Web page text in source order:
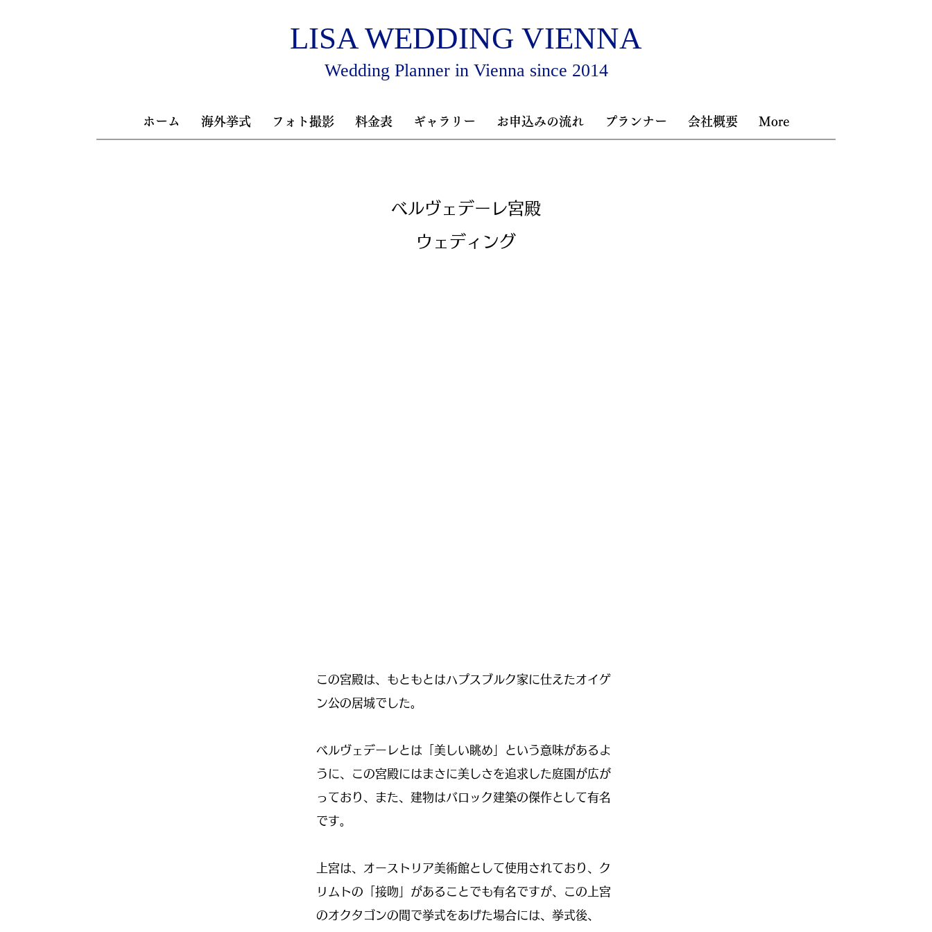
LISA WEDDING VIENNA
Wedding Planner in Vienna since 2014
ホーム 海外挙式 フォト撮影 料金表 ギャラリー お申込みの流れ プランナー 会社概要 More
​ベルヴェデーレ宮殿
​ウェディング
この宮殿は、もともとはハプスブルク家に仕えたオイゲ
ン公の居城でした。
ベルヴェデーレとは「美しい眺め」という意味があるよ
うに、この宮殿にはまさに美しさを追求した庭園が広が
っており、また、建物はバロック建築の傑作として有名
です。
上宮は、オーストリア美術館として使用されており、ク
リムトの「接吻」があることでも有名ですが、この上宮
のオクタゴンの間で挙式をあげた場合には、挙式後、